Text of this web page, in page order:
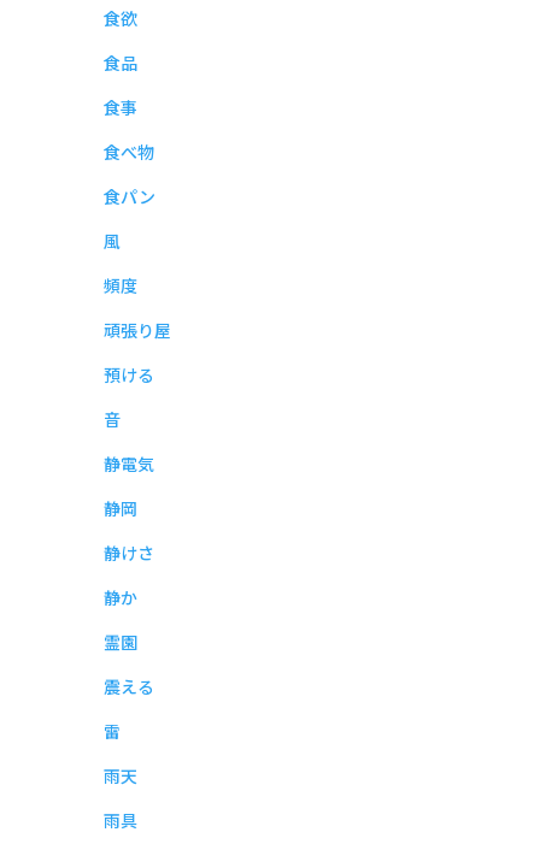
食欲
食品
食事
食べ物
食パン
風
頻度
頑張り屋
預ける
音
静電気
静岡
静けさ
静か
霊園
震える
雷
雨天
雨具